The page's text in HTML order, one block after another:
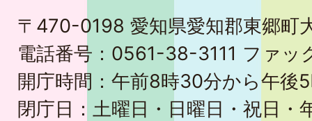
〒470-0198 愛知県愛知郡東郷町
電話番号：0561-38-3111 ファ
開庁時間：午前8時30分から午後
閉庁日：土曜日・日曜日・祝日・